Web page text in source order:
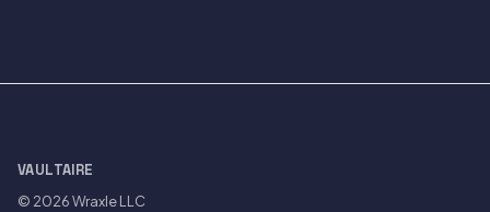
VAULTAIRE
© 2026Wraxle LLC